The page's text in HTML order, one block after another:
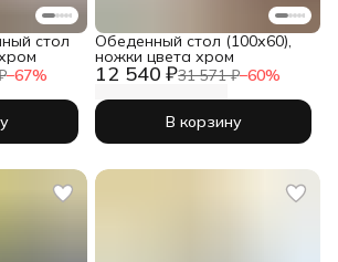
−67%
стол
12 540 ₽31 571 ₽−60%
Обеденный стол (100х60),
ножки цвета хром
В корзину